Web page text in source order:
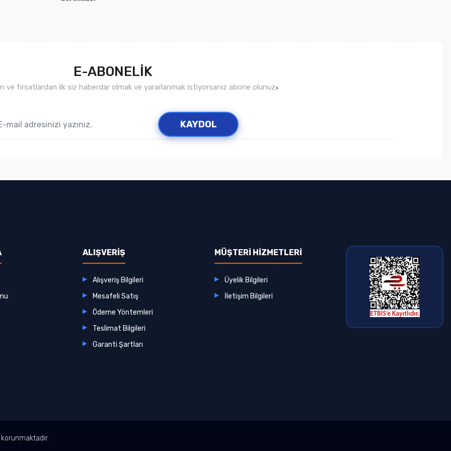
Gönder
E-ABONELİK
ve fırsatlardan ilk siz haberdar olmak ve yararlanmak istiyorsanız abone olunuz>
KAYDOL
ALIŞVERİŞ
Alışveriş Bilgileri
Mesafeli Satış
Ödeme Yöntemleri
Teslimat Bilgileri
Garanti Şartları
MÜŞTERİ HİZMETLERİ
Üyelik Bilgileri
İletişim Bilgileri